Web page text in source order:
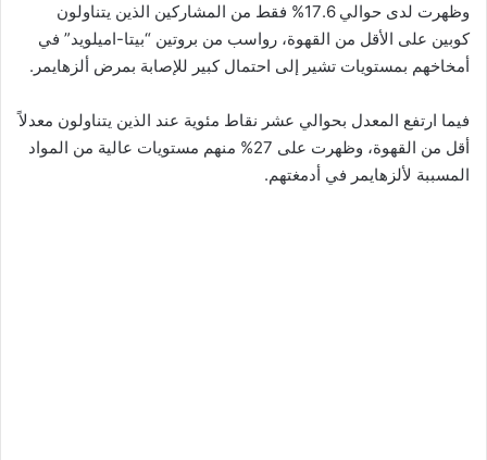
وظهرت لدى حوالي 17.6% فقط من المشاركين الذين يتناولون
كوبين على الأقل من القهوة، رواسب من بروتين “بيتا-اميلويد” في
أمخاخهم بمستويات تشير إلى احتمال كبير للإصابة بمرض ألزهايمر.
فيما ارتفع المعدل بحوالي عشر نقاط مئوية عند الذين يتناولون معدلاً
أقل من القهوة، وظهرت على 27% منهم مستويات عالية من المواد
المسببة لألزهايمر في أدمغتهم.